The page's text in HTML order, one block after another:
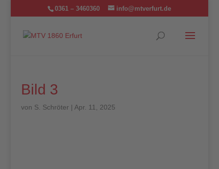
0361 – 3460360 info@mtverfurt.de
Bild 3
von S. Schröter | Apr. 11, 2025